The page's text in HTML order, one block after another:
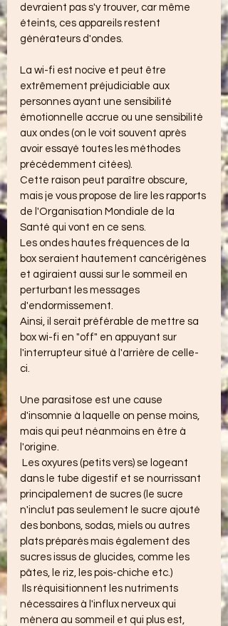
devraient pas s'y trouver, car même
éteints, ces appareils restent
générateurs d'ondes.
La wi-fi est nocive et peut être
extrêmement préjudiciable aux
personnes ayant une sensibilité
émotionnelle accrue ou une sensibilité
aux ondes (on le voit souvent après
avoir essayé toutes les méthodes
précédemment citées).
Cette raison peut paraître obscure,
mais je vous propose de lire les rapports
de l'Organisation Mondiale de la
Santé qui vont en ce sens.
Les ondes hautes fréquences de la
box seraient hautement cancérigènes
et agiraient aussi sur le sommeil en
perturbant les messages
d'endormissement.
Ainsi, il serait préférable de mettre sa
box wi-fi en "off" en appuyant sur
l'interrupteur situé à l'arrière de celle-
ci.
Une parasitose est une cause
d'insomnie à laquelle on pense moins,
mais qui peut néanmoins en être à
l'origine.
dans le tube digestif et se nourrissant
principalement de sucres (le sucre
n'inclut pas seulement le sucre ajouté
des bonbons, sodas, miels ou autres
plats préparés mais également des
sucres issus de glucides, comme les
pâtes, le riz, les pois-chiche etc.)
nécessaires à l'influx nerveux qui
mènera au sommeil et qui plus est,